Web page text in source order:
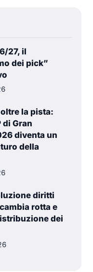
27, il
dei pick”
la pista:
di Gran
diventa un
della
diritti
rotta e
dei